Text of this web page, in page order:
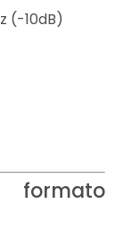
(-10dB)